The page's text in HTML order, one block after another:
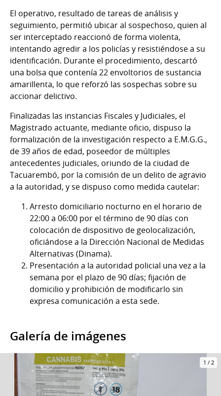
El operativo, resultado de tareas de análisis y
seguimiento, permitió ubicar al sospechoso, quien al
ser interceptado reaccionó de forma violenta,
intentando agredir a los policías y resistiéndose a su
identificación. Durante el procedimiento, descartó
una bolsa que contenía 22 envoltorios de sustancia
amarillenta, lo que reforzó las sospechas sobre su
accionar delictivo.
Finalizadas las instancias Fiscales y Judiciales, el
Magistrado actuante, mediante oficio, dispuso la
formalización de la investigación respecto a E.M.G.G.,
de 39 años de edad, poseedor de múltiples
antecedentes judiciales, oriundo de la ciudad de
Tacuarembó, por la comisión de un delito de agravio
a la autoridad, y se dispuso como medida cautelar:
Arresto domiciliario nocturno en el horario de
22:00 a 06:00 por el término de 90 días con
colocación de dispositivo de geolocalización,
oficiándose a la Dirección Nacional de Medidas
Alternativas (Dinama).
Presentación a la autoridad policial una vez a la
semana por el plazo de 90 días; fijación de
domicilio y prohibición de modificarlo sin
expresa comunicación a esta sede.
Galería de imágenes
1 / 2